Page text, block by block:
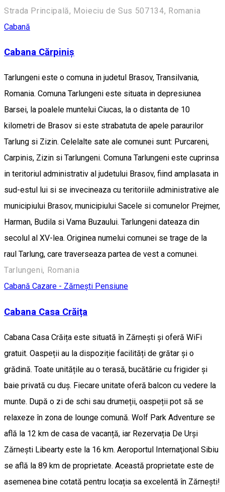
Strada Principală, Moieciu de Sus 507134, Romania
Cabană
Cabana Cărpiniș
Tarlungeni este o comuna in judetul Brasov, Transilvania,
Romania. Comuna Tarlungeni este situata in depresiunea
Barsei, la poalele muntelui Ciucas, la o distanta de 10
kilometri de Brasov si este strabatuta de apele paraurilor
Tarlung si Zizin. Celelalte sate ale comunei sunt: Purcareni,
Carpinis, Zizin si Tarlungeni. Comuna Tarlungeni este cuprinsa
in teritoriul administrativ al judetului Brasov, fiind amplasata in
sud-estul lui si se invecineaza cu teritoriile administrative ale
municipiului Brasov, municipiului Sacele si comunelor Prejmer,
Harman, Budila si Vama Buzaului. Tarlungeni dateaza din
secolul al XV-lea. Originea numelui comunei se trage de la
raul Tarlung, care traverseaza partea de vest a comunei.
Tarlungeni, Romania
Cabană Cazare - Zărnești Pensiune
Cabana Casa Crăița
Cabana Casa Crăița este situată în Zărnești și oferă WiFi
gratuit. Oaspeții au la dispoziție facilități de grătar și o
grădină. Toate unitățile au o terasă, bucătărie cu frigider și
baie privată cu duș. Fiecare unitate oferă balcon cu vedere la
munte. După o zi de schi sau drumeții, oaspeții pot să se
relaxeze în zona de lounge comună. Wolf Park Adventure se
află la 12 km de casa de vacanță, iar Rezervația De Urși
Zărnești Libearty este la 16 km. Aeroportul Internaţional Sibiu
se află la 89 km de proprietate. Această proprietate este de
asemenea bine cotată pentru locația sa excelentă în Zărneşti!